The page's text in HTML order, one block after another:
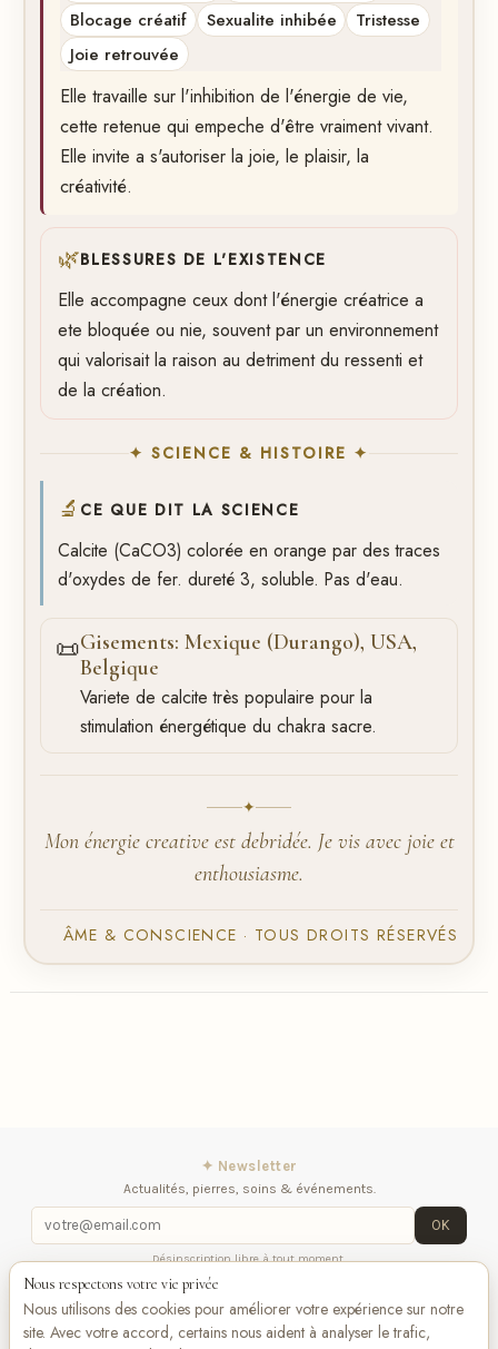
Blocage créatif
Sexualite inhibée
Tristesse
Joie retrouvée
Elle travaille sur l'inhibition de l'énergie de vie,
cette retenue qui empeche d'être vraiment vivant.
Elle invite a s'autoriser la joie, le plaisir, la
créativité.
🌿BLESSURES DE L'EXISTENCE
Elle accompagne ceux dont l'énergie créatrice a
ete bloquée ou nie, souvent par un environnement
qui valorisait la raison au detriment du ressenti et
de la création.
✦ SCIENCE & HISTOIRE ✦
🔬 CE QUE DIT LA SCIENCE
Calcite (CaCO3) colorée en orange par des traces
d'oxydes de fer. dureté 3, soluble. Pas d'eau.
📜Gisements: Mexique (Durango), USA,
Belgique
Variete de calcite très populaire pour la
stimulation énergétique du chakra sacre.
✦
Mon énergie creative est debridée. Je vis avec joie et
enthousiasme.
ÂME & CONSCIENCE · TOUS DROITS RÉSERVÉS
✦ Newsletter
Actualités, pierres, soins & événements.
OK
Désinscription libre à tout moment.
Mentions légales
nous
Nous respectons votre vie privée
Nous utilisons des cookies pour améliorer votre expérience sur notre
site. Avec votre accord, certains nous aident à analyser le trafic,